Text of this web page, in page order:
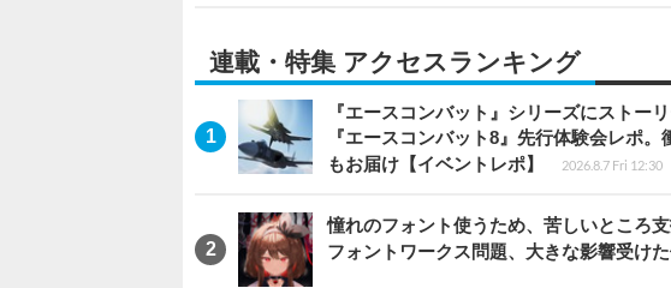
連載・特集 アクセスランキング
『エースコンバット』シリーズにストー
『エースコンバット8』先行体験会レポ
もお届け【イベントレポ】
2026.8.7 Fri 12:30
憧れのフォント使うため、苦しいところ
フォントワークス問題、大きな影響受け